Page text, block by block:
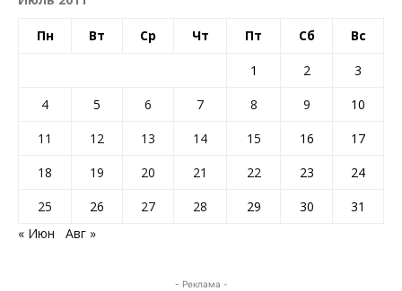
Пн Вт Ср Чт Пт Сб Вс
1 2
3
4
5 6 7 8 9
10
11
12 13 14 15 16
17
18
19 20 21 22 23
24
25
26 27 28 29 30
31
« Июн
Авг »
- Реклама -